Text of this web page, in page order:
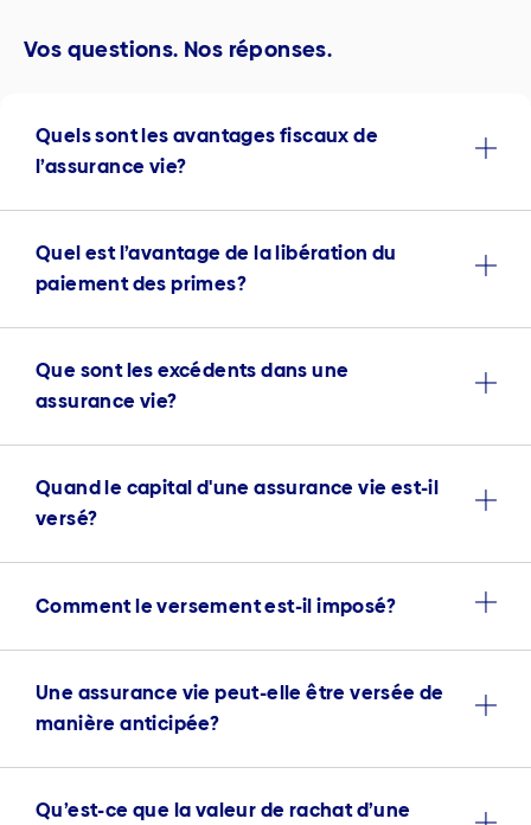
Vos questions. Nos réponses.
Quels sont les avantages fiscaux de
l’assurance vie?
Quel est l’avantage de la libération du
paiement des primes?
Que sont les excédents dans une
assurance vie?
Quand le capital d'une assurance vie est-il
versé?
Comment le versement est-il imposé?
Une assurance vie peut-elle être versée de
manière anticipée?
Qu’est-ce que la valeur de rachat d’une